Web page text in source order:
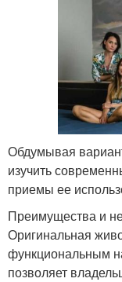
Обдумывая
изучить
приемы ее
Преимущества и
Оригинальная
функциональным
позволяет